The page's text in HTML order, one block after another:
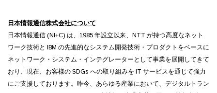
日本情報通信株式会社について
日本情報通信 (NI+C) は、1985 年設立以来、NTT が持つ高度なネット
ワーク技術と IBM の先進的なシステム開発技術・プロダクトをベースに
ネットワーク・システム・インテグレーターとして事業を展開してきて
おり、現在、お客様の SDGs への取り組みを IT サービスを通じて強力
にご支援しております。昨今、あらゆる産業において、デジタルトラン